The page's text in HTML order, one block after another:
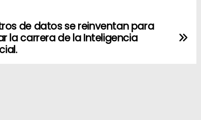
de datos se reinventan para
la carrera de la Inteligencia